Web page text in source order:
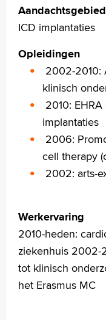
Aandachtsgebied
ICD implantaties
Opleidingen
2002-2010:
klinisch
2010:
implantaties
2006:
cell therapy
2002: arts-
Werkervaring
2010-heden:
ziekenhuis 2002-
tot klinisch
het Erasmus MC